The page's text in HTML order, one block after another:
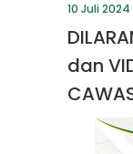
10 Juli 2024
dan